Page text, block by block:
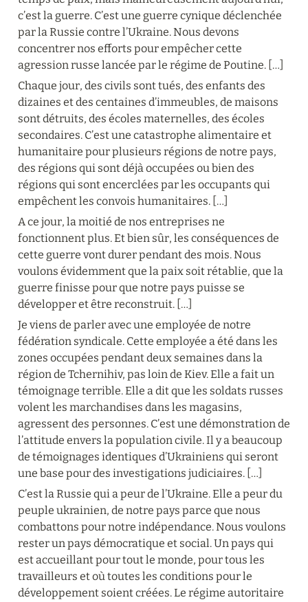
c’est la guerre. C’est une guerre cynique déclenchée
par la Russie contre l’Ukraine. Nous devons
concentrer nos efforts pour empêcher cette
agression russe lancée par le régime de Poutine. […]
Chaque jour, des civils sont tués, des enfants des
dizaines et des centaines d’immeubles, de maisons
sont détruits, des écoles maternelles, des écoles
secondaires. C’est une catastrophe alimentaire et
humanitaire pour plusieurs régions de notre pays,
des régions qui sont déjà occupées ou bien des
régions qui sont encerclées par les occupants qui
empêchent les convois humanitaires. […]
A ce jour, la moitié de nos entreprises ne
fonctionnent plus. Et bien sûr, les conséquences de
cette guerre vont durer pendant des mois. Nous
voulons évidemment que la paix soit rétablie, que la
guerre finisse pour que notre pays puisse se
développer et être reconstruit. […]
Je viens de parler avec une employée de notre
fédération syndicale. Cette employée a été dans les
zones occupées pendant deux semaines dans la
région de Tchernihiv, pas loin de Kiev. Elle a fait un
témoignage terrible. Elle a dit que les soldats russes
volent les marchandises dans les magasins,
agressent des personnes. C’est une démonstration de
l’attitude envers la population civile. Il y a beaucoup
de témoignages identiques d’Ukrainiens qui seront
une base pour des investigations judiciaires. […]
C’est la Russie qui a peur de l’Ukraine. Elle a peur du
peuple ukrainien, de notre pays parce que nous
combattons pour notre indépendance. Nous voulons
rester un pays démocratique et social. Un pays qui
est accueillant pour tout le monde, pour tous les
travailleurs et où toutes les conditions pour le
développement soient créées. Le régime autoritaire